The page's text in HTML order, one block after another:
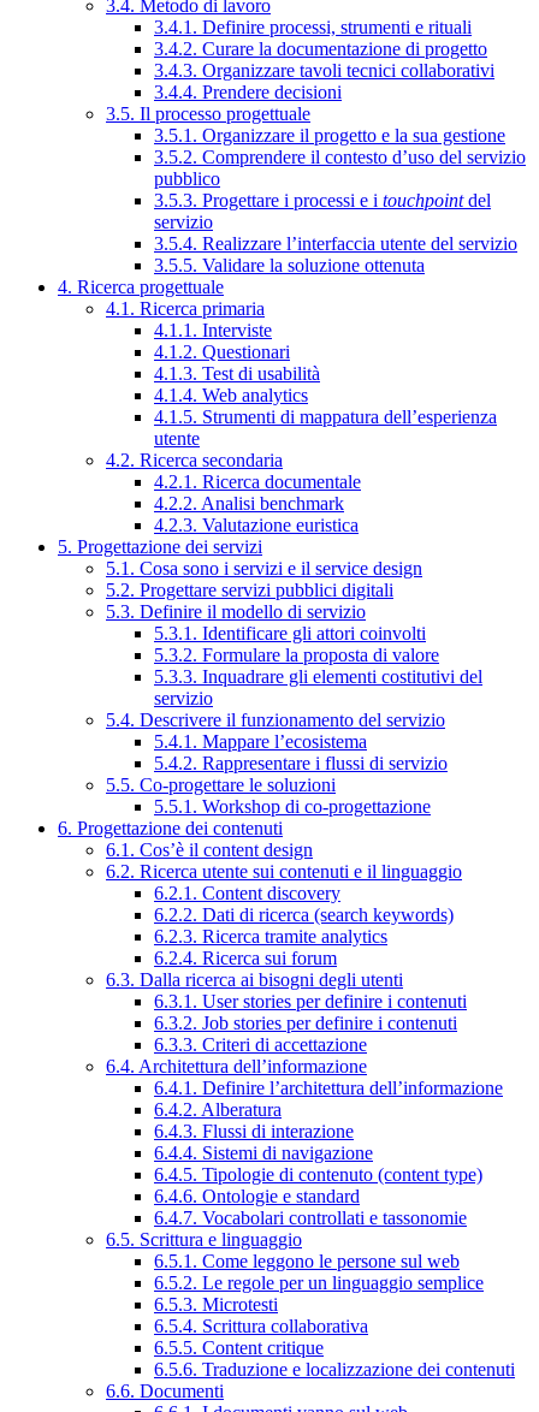
3.4. Metodo di lavoro
3.4.1. Definire processi, strumenti e rituali
3.4.2. Curare la documentazione di progetto
3.4.3. Organizzare tavoli tecnici collaborativi
3.4.4. Prendere decisioni
3.5. Il processo progettuale
3.5.1. Organizzare il progetto e la sua gestione
3.5.2. Comprendere il contesto d’uso del servizio
pubblico
3.5.3. Progettare i processi e i touchpointdel
servizio
3.5.4. Realizzare l’interfaccia utente del servizio
3.5.5. Validare la soluzione ottenuta
4. Ricerca progettuale
4.1. Ricerca primaria
4.1.1. Interviste
4.1.2. Questionari
4.1.3. Test di usabilità
4.1.4. Web analytics
4.1.5. Strumenti di mappatura dell’esperienza
utente
4.2. Ricerca secondaria
4.2.1. Ricerca documentale
4.2.2. Analisi benchmark
4.2.3. Valutazione euristica
5. Progettazione dei servizi
5.1. Cosa sono i servizi e il service design
5.2. Progettare servizi pubblici digitali
5.3. Definire il modello di servizio
5.3.1. Identificare gli attori coinvolti
5.3.2. Formulare la proposta di valore
5.3.3. Inquadrare gli elementi costitutivi del
servizio
5.4. Descrivere il funzionamento del servizio
5.4.1. Mappare l’ecosistema
5.4.2. Rappresentare i flussi di servizio
5.5. Co-progettare le soluzioni
5.5.1. Workshop di co-progettazione
6. Progettazione dei contenuti
6.1. Cos’è il content design
6.2. Ricerca utente sui contenuti e il linguaggio
6.2.1. Content discovery
6.2.2. Dati di ricerca (search keywords)
6.2.3. Ricerca tramite analytics
6.2.4. Ricerca sui forum
6.3. Dalla ricerca ai bisogni degli utenti
6.3.1. User stories per definire i contenuti
6.3.2. Job stories per definire i contenuti
6.3.3. Criteri di accettazione
6.4. Architettura dell’informazione
6.4.1. Definire l’architettura dell’informazione
6.4.2. Alberatura
6.4.3. Flussi di interazione
6.4.4. Sistemi di navigazione
6.4.5. Tipologie di contenuto (content type)
6.4.6. Ontologie e standard
6.4.7. Vocabolari controllati e tassonomie
6.5. Scrittura e linguaggio
6.5.1. Come leggono le persone sul web
6.5.2. Le regole per un linguaggio semplice
6.5.3. Microtesti
6.5.4. Scrittura collaborativa
6.5.5. Content critique
6.5.6. Traduzione e localizzazione dei contenuti
6.6. Documenti